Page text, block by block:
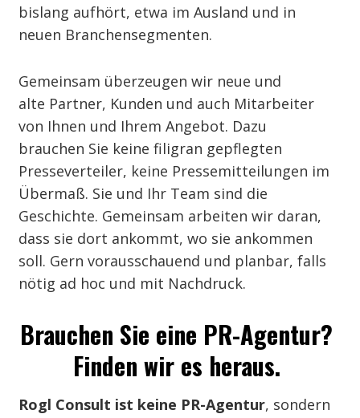
bislang aufhört, etwa im Ausland und in
neuen Branchensegmenten.
Gemeinsam überzeugen wir neue und
alte Partner, Kunden und auch Mitarbeiter
von Ihnen und Ihrem Angebot. Dazu
brauchen Sie keine filigran gepflegten
Presseverteiler, keine Pressemitteilungen im
Übermaß. Sie und Ihr Team sind die
Geschichte. Gemeinsam arbeiten wir daran,
dass sie dort ankommt, wo sie ankommen
soll. Gern vorausschauend und planbar, falls
nötig ad hoc und mit Nachdruck.
Brauchen Sie eine PR-Agentur?
Finden wir es heraus.
Rogl Consult ist keine PR-Agentur, sondern